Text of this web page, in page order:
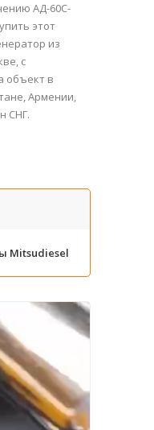
АД-60С-
этот
из
с
объект в
Армении,
СНГ.
Mitsudiesel